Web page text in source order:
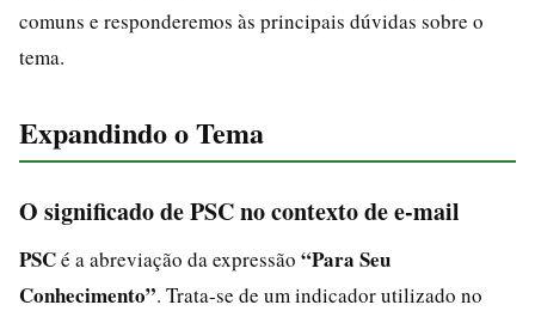
comuns e responderemos às principais dúvidas sobre o
tema.
Expandindo o Tema
O significado de PSC no contexto de e-mail
PSCé a abreviação da expressão “Para Seu
Conhecimento”. Trata-se de um indicador utilizado no